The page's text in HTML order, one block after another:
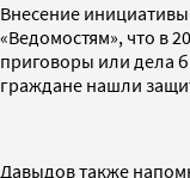
Внесение инициативы
«Ведомостям», что в
приговоры или дела
граждане нашли
Давыдов также